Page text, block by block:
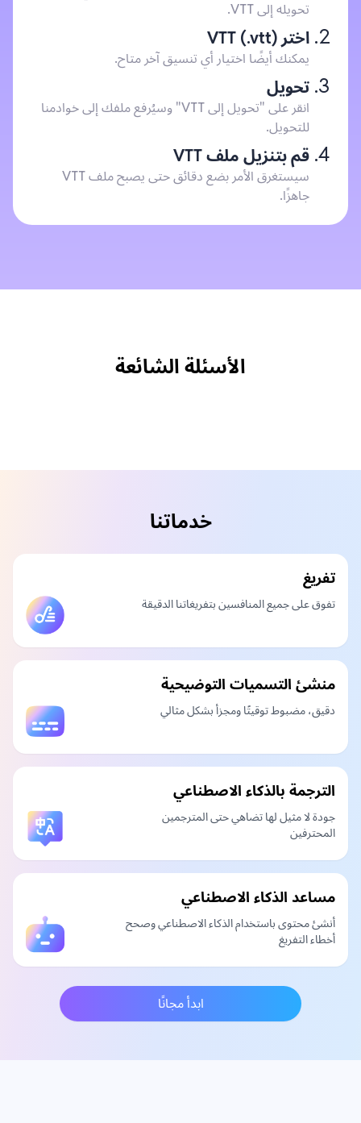
تحويله إلى VTT.
اختر VTT (.vtt)
يمكنك أيضًا اختيار أي تنسيق آخر متاح.
تحويل
انقر على "تحويل إلى VTT" وسيُرفع ملفك إلى خوادمنا
للتحويل.
قم بتنزيل ملف VTT
سيستغرق الأمر بضع دقائق حتى يصبح ملف VTT
جاهزًا.
الأسئلة الشائعة
خدماتنا
تفريغ
تفوق على جميع المنافسين بتفريغاتنا الدقيقة
منشئ التسميات التوضيحية
دقيق، مضبوط توقيتًا ومجزأ بشكل مثالي
الترجمة بالذكاء الاصطناعي
جودة لا مثيل لها تضاهي حتى المترجمين
المحترفين
مساعد الذكاء الاصطناعي
أنشئ محتوى باستخدام الذكاء الاصطناعي وصحح
أخطاء التفريغ
ابدأ مجانًا